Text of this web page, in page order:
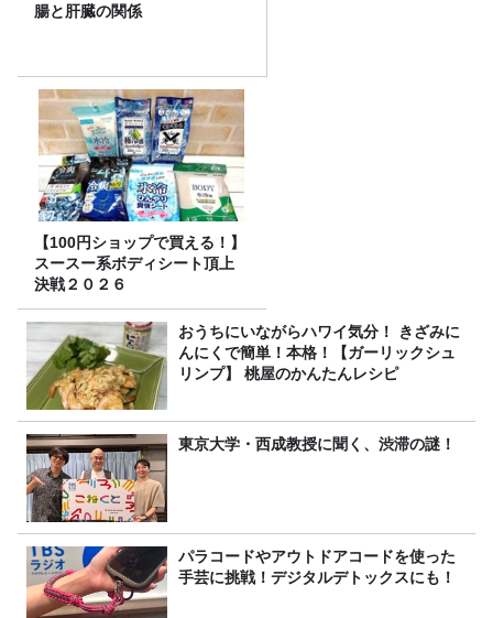
腸と肝臓の関係
【100円ショップで買える！】
スースー系ボディシート頂上
決戦２０２６
おうちにいながらハワイ気分！ きざみに
んにくで簡単！本格！【ガーリックシュ
リンプ】 桃屋のかんたんレシピ
東京大学・西成教授に聞く、渋滞の謎！
パラコードやアウトドアコードを使った
手芸に挑戦！デジタルデトックスにも！